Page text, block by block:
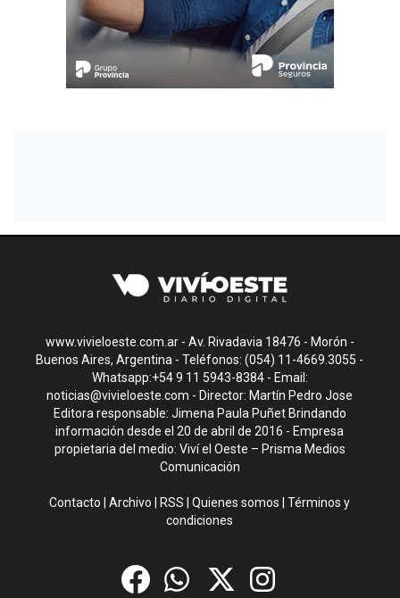
www.vivieloeste.com.ar - Av. Rivadavia 18476 - Morón -
Buenos Aires, Argentina - Teléfonos: (054) 11-4669.3055 -
Whatsapp:+54 9 11 5943-8384 - Email:
noticias@vivieloeste.com - Director: Martín Pedro Jose
Editora responsable: Jimena Paula Puñet Brindando
información desde el 20 de abril de 2016 - Empresa
propietaria del medio: Viví el Oeste – Prisma Medios
Comunicación
Contacto |Archivo RSS |Quienes somos |Términos y
condiciones